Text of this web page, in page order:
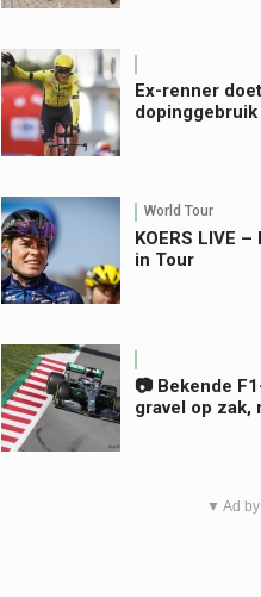
Ex-renner
World Tour
KOERS LIVE
in Tour
📷 Bekende
gravel op zak,
▼ Ad